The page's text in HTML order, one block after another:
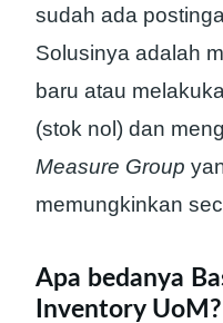
sudah ada
Solusinya adalah
baru atau
(stok nol) dan
Measure Group
memungkinkan
Apa bedanya
Inventory UoM?